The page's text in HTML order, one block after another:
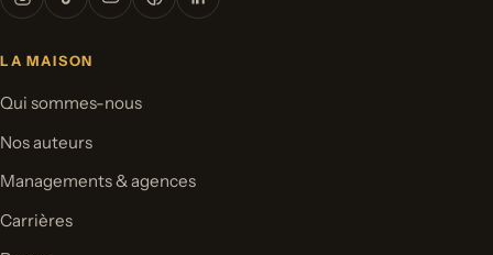
LA MAISON
Qui sommes-nous
Nos auteurs
Managements & agences
Carrières